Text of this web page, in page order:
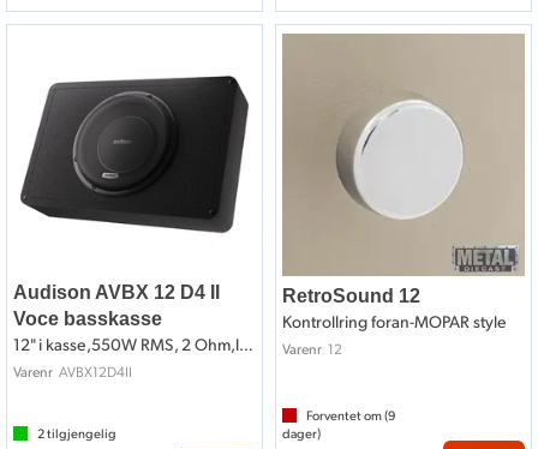
Audison AVBX 12 D4 II
Voce basskasse
12" i kasse,550W RMS, 2 Ohm,lukket kasse
Varenr AVBX12D4II
2tilgjengelig
RetroSound 12
Kontrollring foran-MOPAR style
Varenr 12
Forventet om (9
dager)